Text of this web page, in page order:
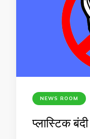
NEWS ROOM
प्लास्टिक